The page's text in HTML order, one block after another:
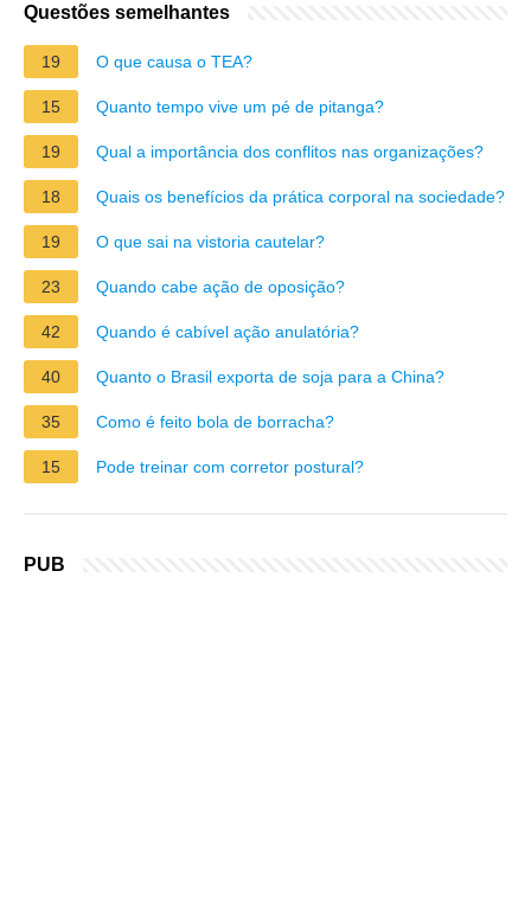
Questões semelhantes
19 O que causa o TEA?
15 Quanto tempo vive um pé de pitanga?
19 Qual a importância dos conflitos nas organizações?
18 Quais os benefícios da prática corporal na sociedade?
19 O que sai na vistoria cautelar?
23 Quando cabe ação de oposição?
42 Quando é cabível ação anulatória?
40 Quanto o Brasil exporta de soja para a China?
35 Como é feito bola de borracha?
15 Pode treinar com corretor postural?
PUB